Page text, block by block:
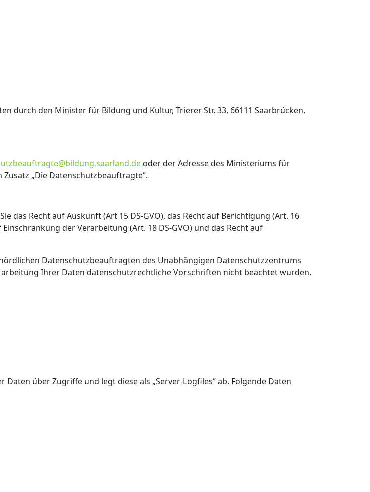
durch den Minister für Bildung und Kultur, Trierer Str. 33, 66111 Saarbrücken,
oder der Adresse des Ministeriums für
„Die Datenschutzbeauftragte“.
das Recht auf Auskunft (Art 15 DS-GVO), das Recht auf Berichtigung (Art. 16
der Verarbeitung (Art. 18 DS-GVO) und das Recht auf
Datenschutzbeauftragten des Unabhängigen Datenschutzzentrums
Ihrer Daten datenschutzrechtliche Vorschriften nicht beachtet wurden.
über Zugriffe und legt diese als „Server-Logfiles“ ab. Folgende Daten